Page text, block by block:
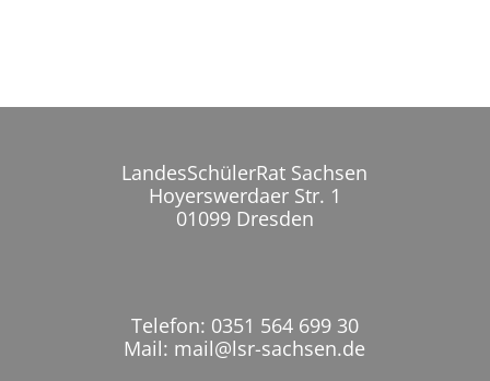
LandesSchülerRat Sachsen
Hoyerswerdaer Str. 1
01099 Dresden
Telefon: 0351 564 699 30
Mail: mail@lsr-sachsen.de